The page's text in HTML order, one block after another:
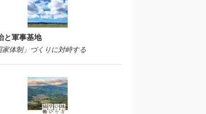
と軍事基地
家体制」づくりに対峙する